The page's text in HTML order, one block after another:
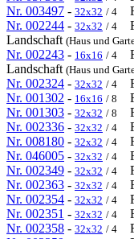
Nr. 003497 - 32x32 / 4
Nr. 002244 - 32x32 / 4
Landschaft (Haus und
Nr. 002243 - 16x16 / 4
Landschaft (Haus und
Nr. 002324 - 32x32 / 4
Nr. 001302 - 16x16 / 8
Nr. 001303 - 32x32 / 8
Nr. 002336 - 32x32 / 4
Nr. 008180 - 32x32 / 4
Nr. 046005 - 32x32 / 4
Nr. 002349 - 32x32 / 4
Nr. 002363 - 32x32 / 4
Nr. 002354 - 32x32 / 4
Nr. 002351 - 32x32 / 4
Nr. 002358 - 32x32 / 4